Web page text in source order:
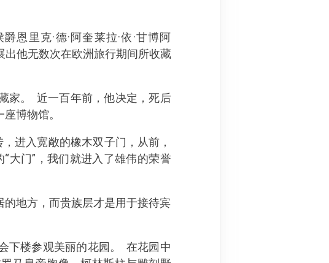
恩里克·德·阿奎莱拉·依·甘博阿
出他无数次在欧洲旅行期间所收藏
家。 近一百年前，他决定，死后
博物馆。
进入宽敞的橡木双子门，从前，
大门”，我们就进入了雄伟的荣誉
地方，而贵族层才是用于接待宾
下楼参观美丽的花园。 在花园中